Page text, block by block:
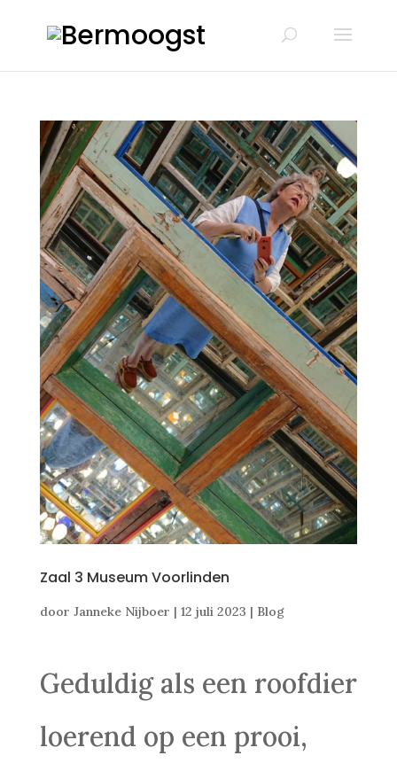
Zaal 3 Museum Voorlinden
door Janneke Nijboer | 12 juli 2023 | Blog
Geduldig als een roofdier
loerend op een prooi,